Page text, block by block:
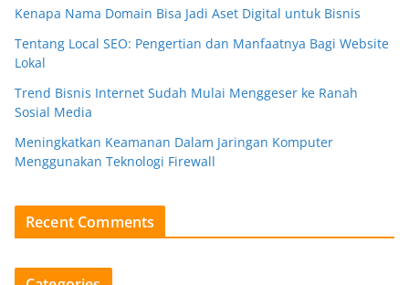
Kenapa Nama Domain Bisa Jadi Aset Digital untuk Bisnis
Tentang Local SEO: Pengertian dan Manfaatnya Bagi Website
Lokal
Trend Bisnis Internet Sudah Mulai Menggeser ke Ranah
Sosial Media
Meningkatkan Keamanan Dalam Jaringan Komputer
Menggunakan Teknologi Firewall
Recent Comments